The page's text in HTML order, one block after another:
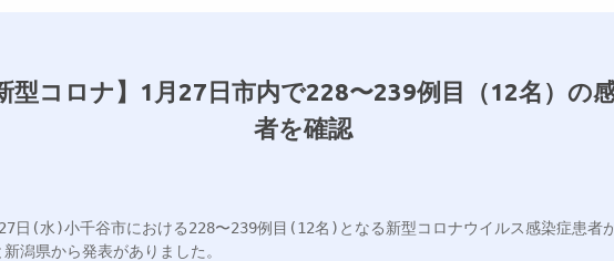
型コロナ】1月27日市内で228〜239例目（12名）の
者を確認
日(水)小千谷市における228〜239例目(12名)となる新型コロナウイルス感染症患者
新潟県から発表がありました。